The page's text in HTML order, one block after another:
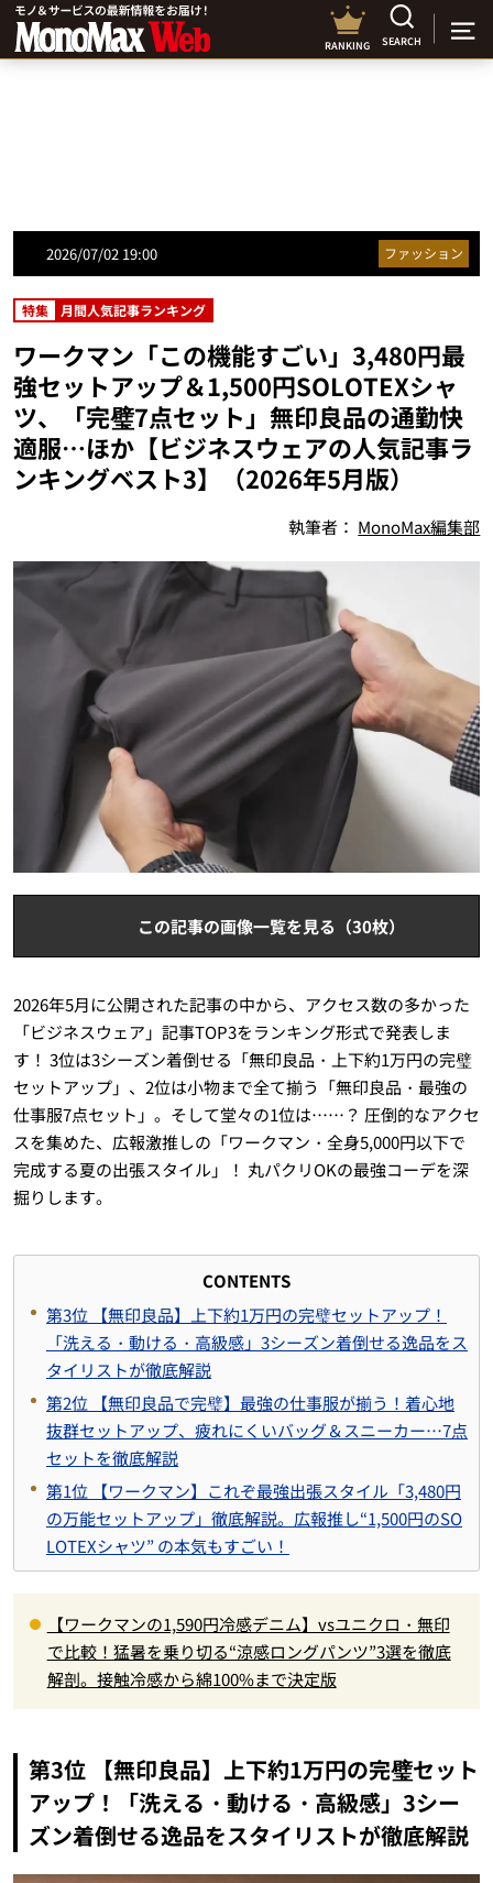
RANKING SEARCH
2026/07/02 19:00 ファッション
特集 月間人気記事ランキング
ワークマン「この機能すごい」3,480円最
強セットアップ＆1,500円SOLOTEXシャ
ツ、「完璧7点セット」無印良品の通勤快
適服…ほか【ビジネスウェアの人気記事ラ
ンキングベスト3】（2026年5月版）
執筆者： MonoMax編集部
この記事の画像一覧を見る（30枚）
2026年5月に公開された記事の中から、アクセス数の多かった
「ビジネスウェア」記事TOP3をランキング形式で発表しま
す！ 3位は3シーズン着倒せる「無印良品・上下約1万円の完璧
セットアップ」、2位は小物まで全て揃う「無印良品・最強の
仕事服7点セット」。そして堂々の1位は……？ 圧倒的なアクセ
スを集めた、広報激推しの「ワークマン・全身5,000円以下で
完成する夏の出張スタイル」！ 丸パクリOKの最強コーデを深
掘りします。
CONTENTS
第3位 【無印良品】上下約1万円の完璧セットアップ！
「洗える・動ける・高級感」3シーズン着倒せる逸品をス
タイリストが徹底解説
第2位 【無印良品で完璧】最強の仕事服が揃う！着心地
抜群セットアップ、疲れにくいバッグ＆スニーカー…7点
セットを徹底解説
第1位 【ワークマン】これぞ最強出張スタイル「3,480円
の万能セットアップ」徹底解説。広報推し“1,500円のSO
LOTEXシャツ” の本気もすごい！
【ワークマンの1,590円冷感デニム】vsユニクロ・無印
で比較！猛暑を乗り切る“涼感ロングパンツ”3選を徹底
解剖。接触冷感から綿100%まで決定版
第3位 【無印良品】上下約1万円の完璧セット
アップ！「洗える・動ける・高級感」3シー
ズン着倒せる逸品をスタイリストが徹底解説